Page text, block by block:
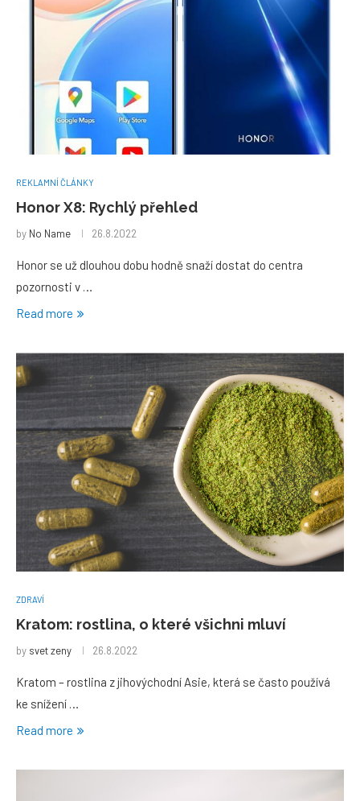
REKLAMNÍ ČLÁNKY
Honor X8: Rychlý přehled
by No Name 26.8.2022
Honor se už dlouhou dobu hodně snaží dostat do centra
pozornosti v …
Read more
ZDRAVÍ
Kratom: rostlina, o které všichni mluví
by svet zeny 26.8.2022
Kratom – rostlina z jihovýchodní Asie, která se často používá
ke snížení …
Read more